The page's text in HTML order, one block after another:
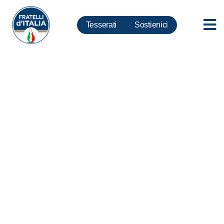
Tesserati Sostienici